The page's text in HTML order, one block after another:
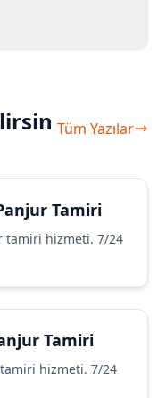
Tüm Yazılar
Tamiri
tamiri hizmeti. 7/24
Tamiri
hizmeti. 7/24